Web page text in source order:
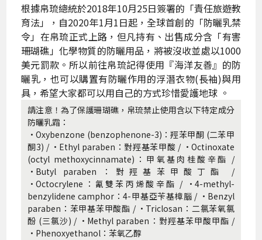
根據帛琉總統於2018年10月25日簽署的「責任旅遊教
育法」，自2020年1月1日起，全球首創的「防曬乳禁
令」在帛琉正式上路，但凡持有、出售成分含「有害
珊瑚礁」化學物質的防曬用品，將被沒收並處以1000
美元罰款。所以前往帛琉記得使用『海洋友善』的防
曬乳，也可以購置有防曬作用的浮潛衣物(長袖)與用
具，希望大家都可以用自己的方式珍惜愛護地球 。
請注意！為了保護珊瑚礁，帛琉禁止使用含以下特定成分
防曬乳霜：
·Oxybenzone (benzophenone-3)：羥苯甲酮 (二苯甲
酮3) / ·Ethyl paraben：對羥基苯甲酸 / ·Octinoxate
(octyl methoxycinnamate)：甲氧基肉桂酸辛酯 /
·Butyl paraben：對羥基苯甲酸丁酯 /
·Octocrylene：氰雙苯丙烯酸辛酯 / ·4-methyl-
benzylidene camphor：4-甲基亞苄基樟腦 / ·Benzyl
paraben：苯甲基苯甲酸酯 / ·Triclosan：二氯苯氧氯
酚 (三氯沙) / ·Methyl paraben：對羥基苯甲酸甲酯 /
·Phenoxyethanol：苯氧乙醇